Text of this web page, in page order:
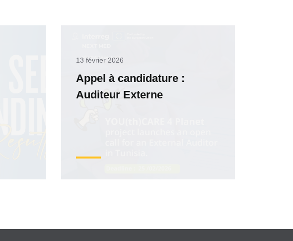
13 février 2026
Appel à candidature :
Auditeur Externe